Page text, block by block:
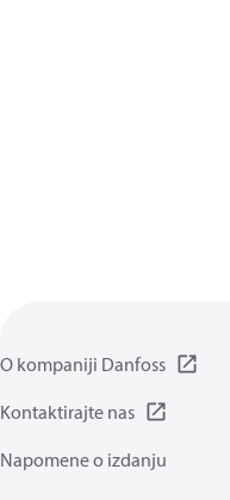
O kompaniji Danfoss
Kontaktirajte nas
Napomene o izdanju